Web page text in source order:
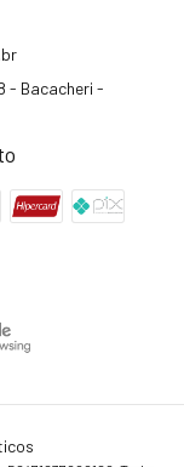
- Bacacheri -